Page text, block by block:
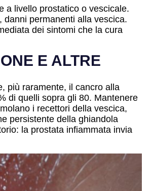
a livello prostatico o vescicale.
permanenti alla vescica.
dei sintomi che la cura
E ALTRE
più raramente, il cancro alla
di quelli sopra gli 80. Mantenere
i recettori della vescica,
persistente della ghiandola
la prostata infiammata invia